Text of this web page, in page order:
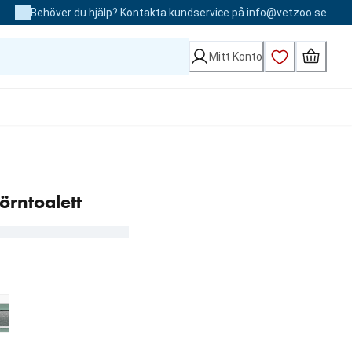
Behöver du hjälp? Kontakta kundservice på info@vetzoo.se
Mitt Konto